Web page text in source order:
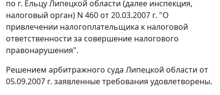
по г. Ельцу Липецкой области (далее инспекция,
налоговый орган) N 460 от 20.03.2007 г. "О
привлечении налогоплательщика к налоговой
ответственности за совершение налогового
правонарушения".
Решением арбитражного суда Липецкой области от
05.09.2007 г. заявленные требования удовлетворены.